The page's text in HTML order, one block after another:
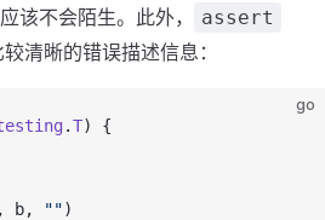
该不会陌生。此外， assert
清晰的错误描述信息：
go
.T) {
, b, "")